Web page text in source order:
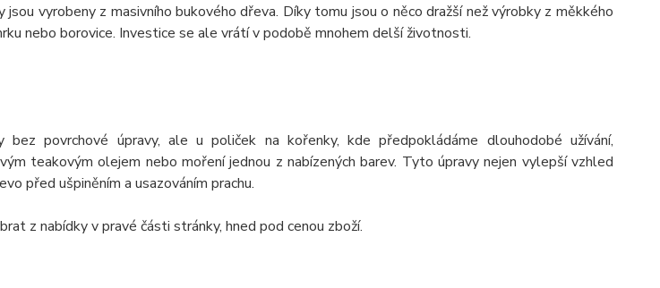
jsou vyrobeny z masivního bukového dřeva. Díky tomu jsou o něco dražší než výrobky z měkkého
nebo borovice. Investice se ale vrátí v podobě mnohem delší životnosti.
bez povrchové úpravy, ale u poliček na kořenky, kde předpokládáme dlouhodobé užívání,
teakovým olejem nebo moření jednou z nabízených barev. Tyto úpravy nejen vylepší vzhled
před ušpiněním a usazováním prachu.
z nabídky v pravé části stránky, hned pod cenou zboží.